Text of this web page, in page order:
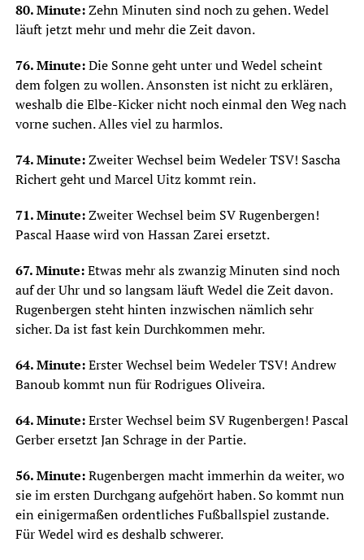
80. Minute:Zehn Minuten sind noch zu gehen. Wedel
läuft jetzt mehr und mehr die Zeit davon.
76. Minute:Die Sonne geht unter und Wedel scheint
dem folgen zu wollen. Ansonsten ist nicht zu erklären,
weshalb die Elbe-Kicker nicht noch einmal den Weg nach
vorne suchen. Alles viel zu harmlos.
74. Minute:Zweiter Wechsel beim Wedeler TSV! Sascha
Richert geht und Marcel Uitz kommt rein.
71. Minute:Zweiter Wechsel beim SV Rugenbergen!
Pascal Haase wird von Hassan Zarei ersetzt.
67. Minute:Etwas mehr als zwanzig Minuten sind noch
auf der Uhr und so langsam läuft Wedel die Zeit davon.
Rugenbergen steht hinten inzwischen nämlich sehr
sicher. Da ist fast kein Durchkommen mehr.
64. Minute:Erster Wechsel beim Wedeler TSV! Andrew
Banoub kommt nun für Rodrigues Oliveira.
64. Minute:Erster Wechsel beim SV Rugenbergen! Pascal
Gerber ersetzt Jan Schrage in der Partie.
56. Minute:Rugenbergen macht immerhin da weiter, wo
sie im ersten Durchgang aufgehört haben. So kommt nun
ein einigermaßen ordentliches Fußballspiel zustande.
Für Wedel wird es deshalb schwerer.